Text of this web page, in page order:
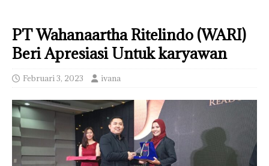
PT Wahanaartha Ritelindo (WARI)
Beri Apresiasi Untuk karyawan
Februari 3, 2023 ivana